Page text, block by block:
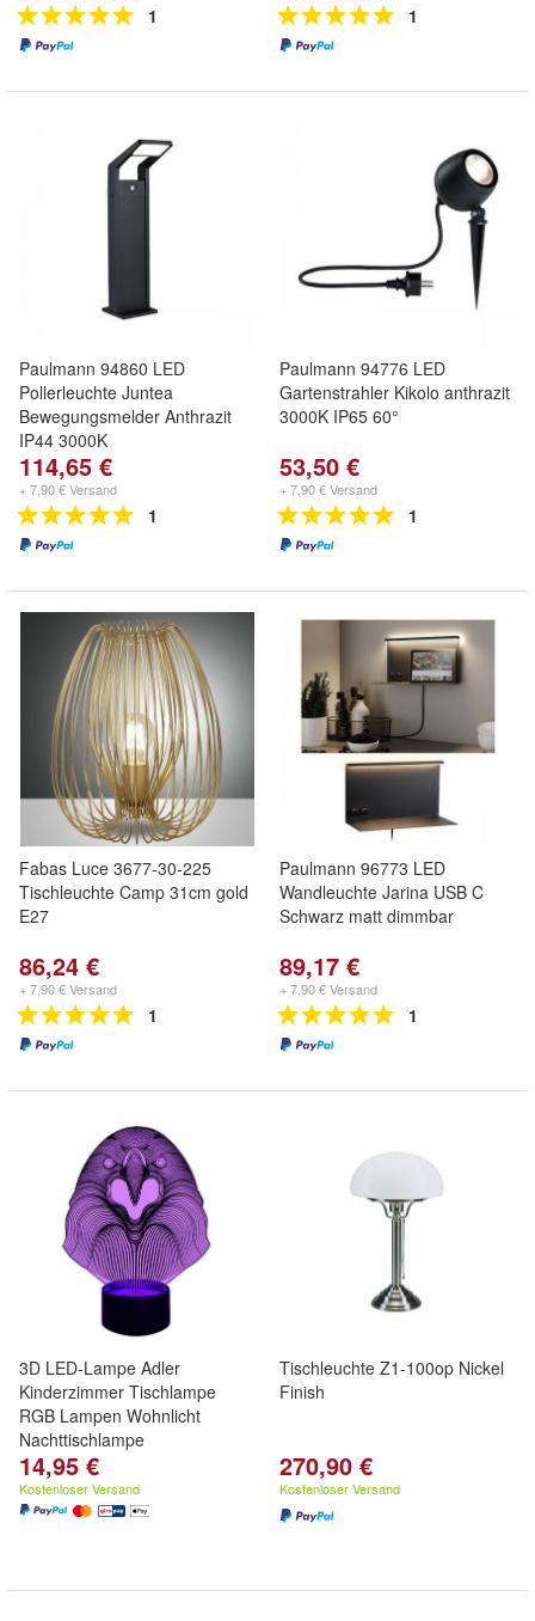
1 1
Paulmann 94860 LED
Pollerleuchte Juntea
Bewegungsmelder Anthrazit
IP44 3000K
114,65 €
+ 7,90 € Versand
1
Paulmann 94776 LED
Gartenstrahler Kikolo anthrazit
3000K IP65 60°
53,50 €
+ 7,90 € Versand
1
Fabas Luce 3677-30-225
Tischleuchte Camp 31cm gold
E27
86,24 €
+ 7,90 € Versand
1
Paulmann 96773 LED
Wandleuchte Jarina USB C
Schwarz matt dimmbar
89,17 €
+ 7,90 € Versand
1
3D LED-Lampe Adler
Kinderzimmer Tischlampe
RGB Lampen Wohnlicht
Nachttischlampe
14,95 €
Kostenloser Versand
Tischleuchte Z1-100op Nickel
Finish
270,90 €
Kostenloser Versand